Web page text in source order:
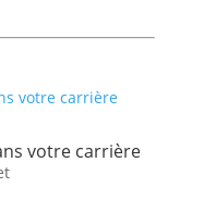
votre carrière